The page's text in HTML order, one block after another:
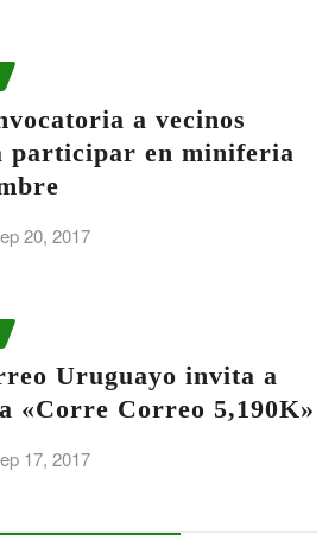
a vecinos
participar en miniferia
20, 2017
Uruguayo invita a
«Corre Correo 5,190K»
17, 2017